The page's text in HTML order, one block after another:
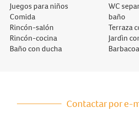
Juegos para niños
Comida
Rincón-salón
Rincón-cocina
Baño con ducha
WC
baño
Terraza
Jardì­n
Contactar por e-